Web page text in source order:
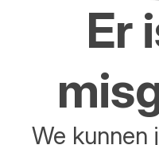
Er
We kunnen